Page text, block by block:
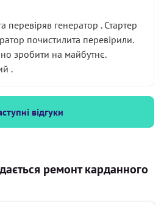
перевіряв генератор . Стартер
почистилита перевірили.
зробити на майбутнє.
.
відгуки
ремонт карданного